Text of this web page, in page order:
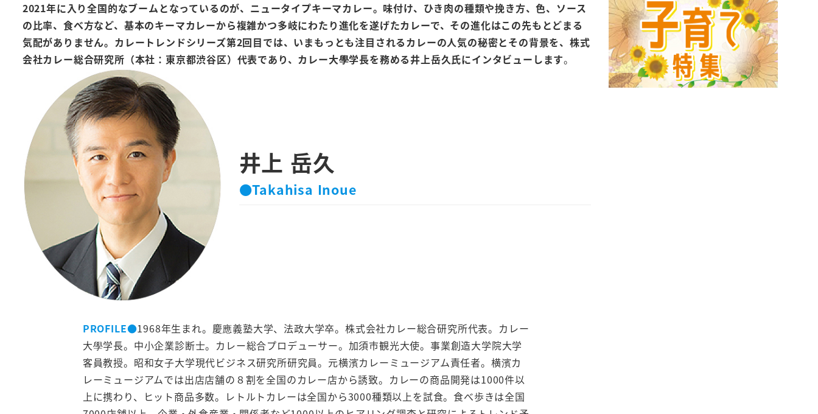
2021年に入り全国的なブームとなっているのが、ニュータイプキーマカレー。味付け、ひき肉の種類や挽き方、色、ソース
の比率、食べ方など、基本のキーマカレーから複雑かつ多岐にわたり進化を遂げたカレーで、その進化はこの先もとどまる
気配がありません。カレートレンドシリーズ第2回目では、いまもっとも注目されるカレーの人気の秘密とその背景を、株式
会社カレー総合研究所（本社：東京都渋谷区）代表であり、カレー大學学長を務める井上岳久氏にインタビューします。
井上 岳久
●Takahisa Inoue
PROFILE●1968年生まれ。慶應義塾大学、法政大学卒。株式会社カレー総合研究所代表。カレー
大學学長。中小企業診断士。カレー総合プロデューサー。加須市観光大使。事業創造大学院大学
客員教授。昭和女子大学現代ビジネス研究所研究員。元横濱カレーミュージアム責任者。横濱カ
レーミュージアムでは出店店舗の８割を全国のカレー店から誘致。カレーの商品開発は1000件以
上に携わり、ヒット商品多数。レトルトカレーは全国から3000種類以上を試食。食べ歩きは全国